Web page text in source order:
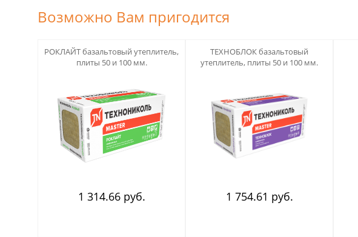
Возможно Вам пригодится
РОКЛАЙТ базальтовый утеплитель,
плиты 50 и 100 мм.
1 314.66 руб.
ТЕХНОБЛОК базальтовый
утеплитель, плиты 50 и 100 мм.
1 754.61 руб.